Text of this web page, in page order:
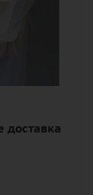
доставка